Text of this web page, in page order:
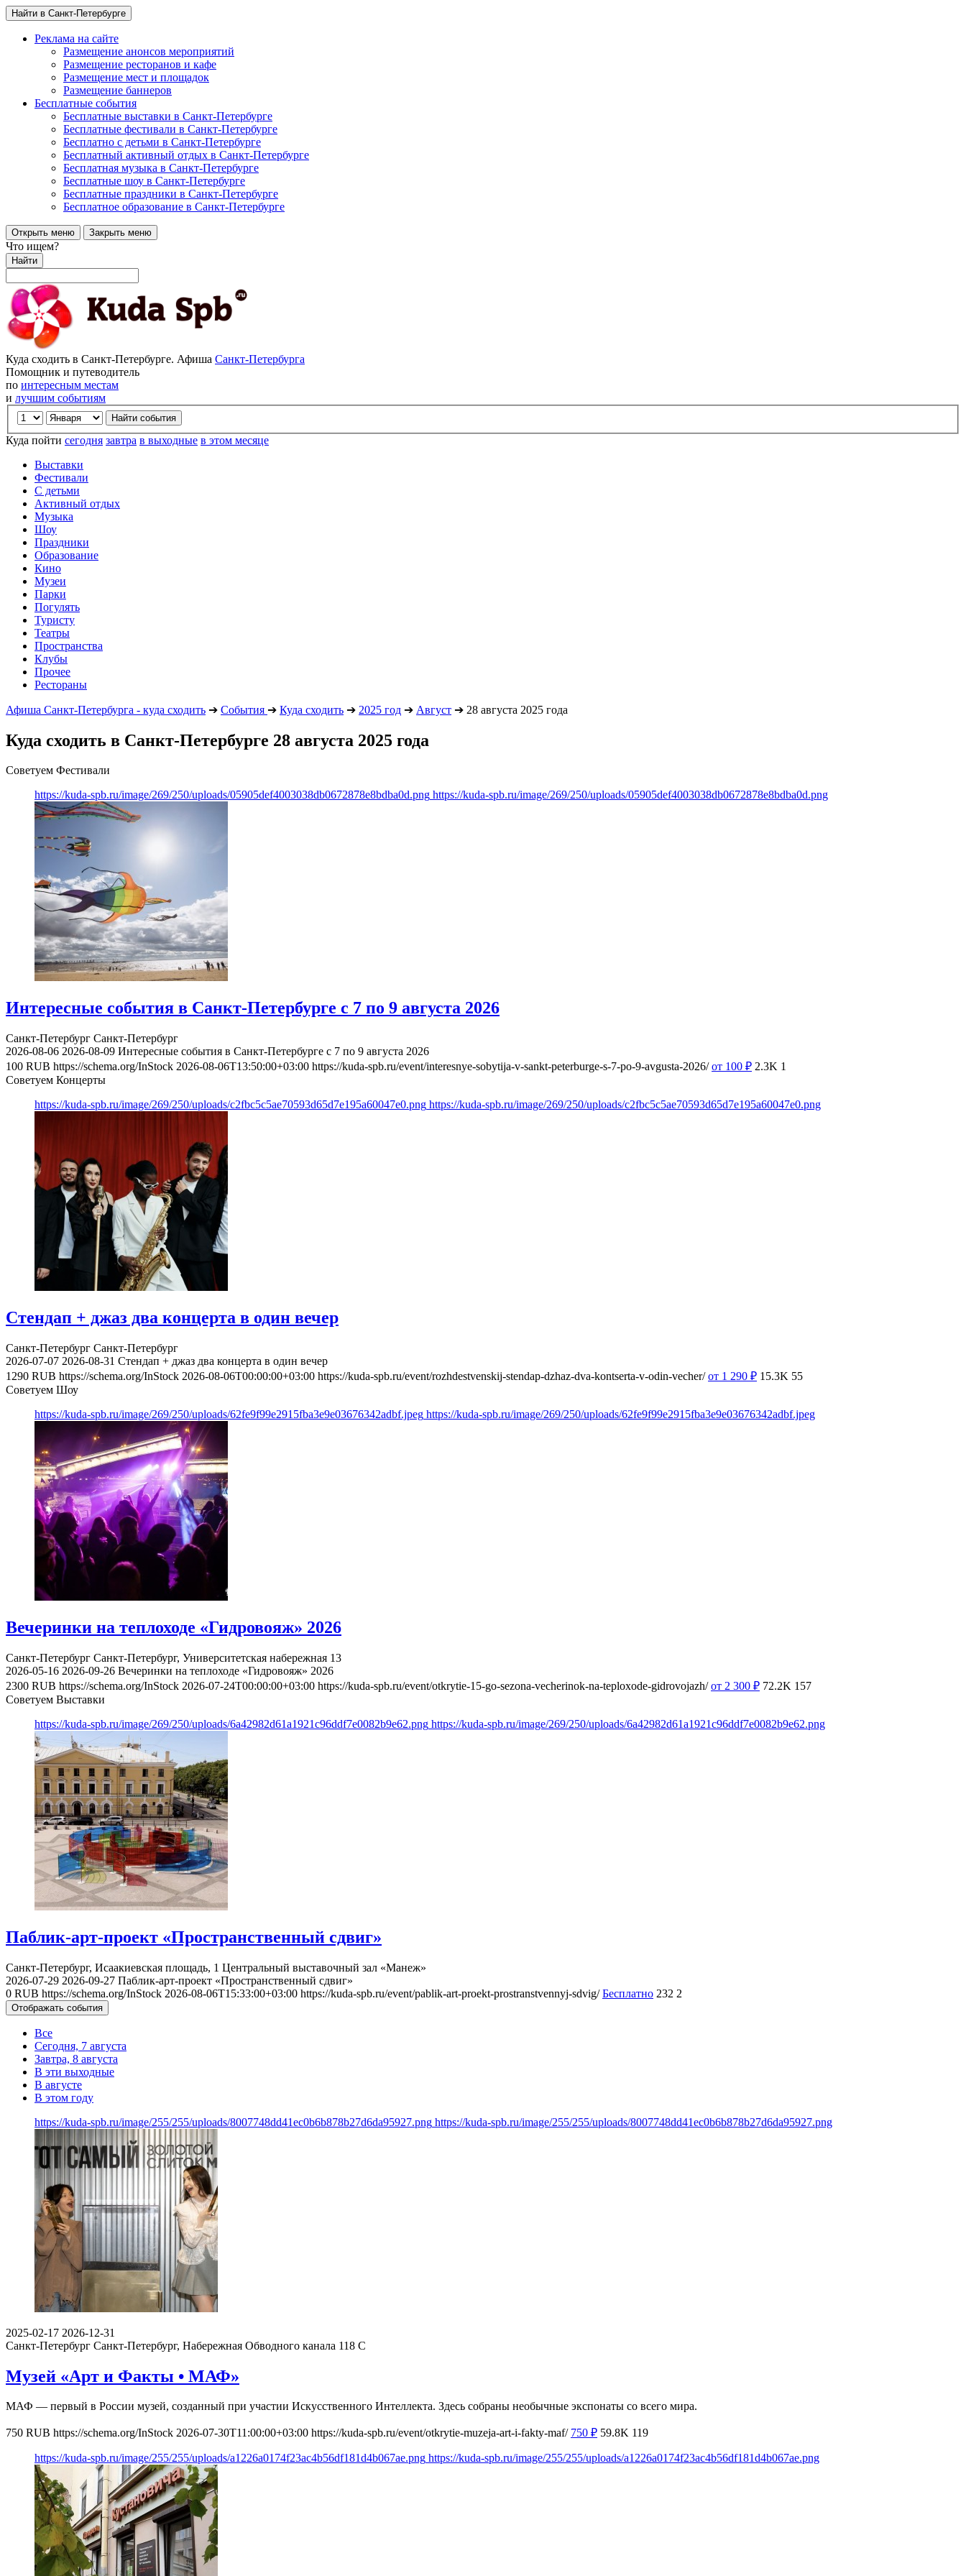
Найти в Санкт-Петербурге
Реклама на сайте
Размещение анонсов мероприятий
Размещение ресторанов и кафе
Размещение мест и площадок
Размещение баннеров
Бесплатные события
Бесплатные выставки в Санкт-Петербурге
Бесплатные фестивали в Санкт-Петербурге
Бесплатно с детьми в Санкт-Петербурге
Бесплатный активный отдых в Санкт-Петербурге
Бесплатная музыка в Санкт-Петербурге
Бесплатные шоу в Санкт-Петербурге
Бесплатные праздники в Санкт-Петербурге
Бесплатное образование в Санкт-Петербурге
Открыть меню Закрыть меню
Что ищем?
Найти
Куда сходить в Санкт-Петербурге. Афиша Санкт-Петербурга
Помощник и путеводитель
по интересным местам
и лучшим событиям
Куда пойти сегодня завтра в выходные в этом месяце
Выставки
Фестивали
С детьми
Активный отдых
Музыка
Шоу
Праздники
Образование
Кино
Музеи
Парки
Погулять
Туристу
Театры
Пространства
Клубы
Прочее
Рестораны
Афиша Санкт-Петербурга - куда сходить ➔ События ➔ Куда сходить ➔ 2025 год ➔ Август ➔ 28 августа 2025 года
Куда сходить в Санкт-Петербурге 28 августа 2025 года
Советуем Фестивали
https://kuda-spb.ru/image/269/250/uploads/05905def4003038db0672878e8bdba0d.png https://kuda-spb.ru/image/269/250/uploads/05905def4003038db0672878e8bdba0d.png
Интересные события в Санкт-Петербурге с 7 по 9 августа 2026
Санкт-Петербург Санкт-Петербург
2026-08-06 2026-08-09 Интересные события в Санкт-Петербурге с 7 по 9 августа 2026
100 RUB https://schema.org/InStock 2026-08-06T13:50:00+03:00 https://kuda-spb.ru/event/interesnye-sobytija-v-sankt-peterburge-s-7-po-9-avgusta-2026/ от 100 ₽ 2.3K 1
Советуем Концерты
https://kuda-spb.ru/image/269/250/uploads/c2fbc5c5ae70593d65d7e195a60047e0.png https://kuda-spb.ru/image/269/250/uploads/c2fbc5c5ae70593d65d7e195a60047e0.png
Стендап + джаз два концерта в один вечер
Санкт-Петербург Санкт-Петербург
2026-07-07 2026-08-31 Стендап + джаз два концерта в один вечер
1290 RUB https://schema.org/InStock 2026-08-06T00:00:00+03:00 https://kuda-spb.ru/event/rozhdestvenskij-stendap-dzhaz-dva-kontserta-v-odin-vecher/ от 1 290 ₽ 15.3K 55
Советуем Шоу
https://kuda-spb.ru/image/269/250/uploads/62fe9f99e2915fba3e9e03676342adbf.jpeg https://kuda-spb.ru/image/269/250/uploads/62fe9f99e2915fba3e9e03676342adbf.jpeg
Вечеринки на теплоходе «Гидровояж» 2026
Санкт-Петербург Санкт-Петербург, Университетская набережная 13
2026-05-16 2026-09-26 Вечеринки на теплоходе «Гидровояж» 2026
2300 RUB https://schema.org/InStock 2026-07-24T00:00:00+03:00 https://kuda-spb.ru/event/otkrytie-15-go-sezona-vecherinok-na-teploxode-gidrovojazh/ от 2 300 ₽ 72.2K 157
Советуем Выставки
https://kuda-spb.ru/image/269/250/uploads/6a42982d61a1921c96ddf7e0082b9e62.png https://kuda-spb.ru/image/269/250/uploads/6a42982d61a1921c96ddf7e0082b9e62.png
Паблик-арт-проект «Пространственный сдвиг»
Санкт-Петербург, Исаакиевская площадь, 1 Центральный выставочный зал «Манеж»
2026-07-29 2026-09-27 Паблик-арт-проект «Пространственный сдвиг»
0 RUB https://schema.org/InStock 2026-08-06T15:33:00+03:00 https://kuda-spb.ru/event/pablik-art-proekt-prostranstvennyj-sdvig/ Бесплатно 232 2
Отображать события
Все
Сегодня, 7 августа
Завтра, 8 августа
В эти выходные
В августе
В этом году
https://kuda-spb.ru/image/255/255/uploads/8007748dd41ec0b6b878b27d6da95927.png https://kuda-spb.ru/image/255/255/uploads/8007748dd41ec0b6b878b27d6da95927.png
2025-02-17 2026-12-31
Санкт-Петербург Санкт-Петербург, Набережная Обводного канала 118 С
Музей «Арт и Факты • МАФ»
МАФ — первый в России музей, созданный при участии Искусственного Интеллекта. Здесь собраны необычные экспонаты со всего мира.
750 RUB https://schema.org/InStock 2026-07-30T11:00:00+03:00 https://kuda-spb.ru/event/otkrytie-muzeja-art-i-fakty-maf/ 750 ₽ 59.8K 119
https://kuda-spb.ru/image/255/255/uploads/a1226a0174f23ac4b56df181d4b067ae.png https://kuda-spb.ru/image/255/255/uploads/a1226a0174f23ac4b56df181d4b067ae.png